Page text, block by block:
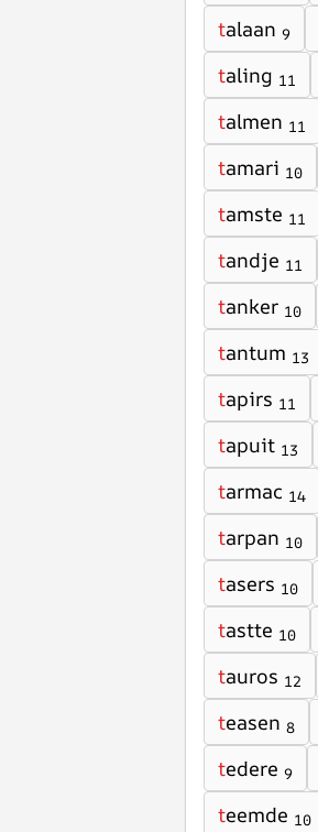
talaan 9
taling 11
talmen 11
tamari 10
tamste 11
tandje 11
tanker 10
tantum 13
tapirs 11
tapuit 13
tarmac 14
tarpan 10
tasers 10
tastte 10
tauros 12
teasen 8
tedere 9
teemde 10